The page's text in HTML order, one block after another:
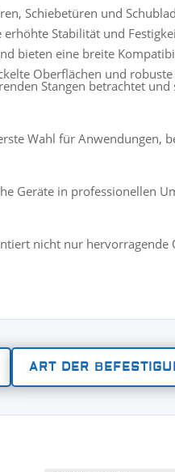
Schiebetüren und
Stabilität und
bieten eine breite
Oberflächen und
Stangen betrachtet
Wahl für
Geräte in professionellen
nicht nur
ART DER